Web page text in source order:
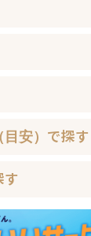
安）で探す
す